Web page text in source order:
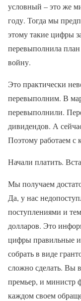
условный – это же
году. Тогда мы
этому такие цифры
перевыполнила
войну.
Это практически
перевыполним. В
перевыполнили.
дивидендов. А
Поэтому работаем с
Начали платить.
Мы получаем
Да, у нас
поступлениями и
долларов. Это
цифры правильные
собрать в виде
сложно сделать. Вы
премьер, и министр
каждом своем